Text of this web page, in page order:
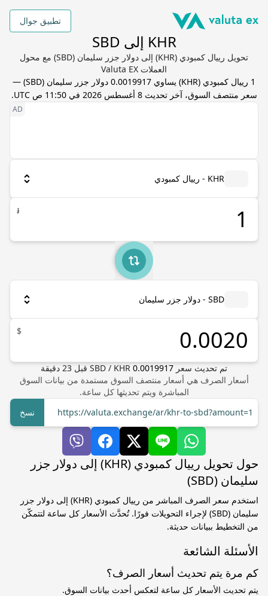
تطبيق جوال
KHR إلى SBD
تحويل رييال كمبودي (KHR) إلى دولار جزر سليمان (SBD) مع محول
العملات Valuta EX
1 رييال كمبودي (
KHR) يساوي 0.0019917 دولار جزر سليمان (
SBD
) —
سعر منتصف السوق، آخر تحديث8 أغسطس 2026 في 11:50 ص UTC .
KHR - رييال كمبودي
៛
SBD - دولار جزر سليمان
$
تم تحديث سعر SBD / KHR 0.0019917 قبل 23 دقيقة
أسعار الصرف هي أسعار منتصف السوق مستمدة من بيانات السوق
المباشرة ويتم تحديثها كل ساعة.
https://valuta.exchange/ar/khr-to-sbd?amount=1
نسخ
حول تحويل رييال كمبودي (KHR) إلى دولار جزر
سليمان (SBD)
استخدم سعر الصرف المباشر من رييال كمبودي (KHR) إلى دولار جزر
سليمان (SBD) لإجراء التحويلات فورًا. تُحدَّث الأسعار كل ساعة لتتمكّن
من التخطيط ببيانات حديثة.
الأسئلة الشائعة
كم مرة يتم تحديث أسعار الصرف؟
يتم تحديث الأسعار كل ساعة لتعكس أحدث بيانات السوق.